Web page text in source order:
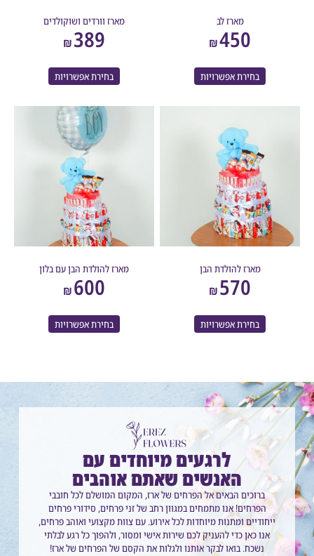
₪
בחירת אפשרויות
מארז וורדים ושוקולדים
₪
בחירת אפשרויות
מארז להולדת הבן
₪
בחירת אפשרויות
מארז להולדת הבן עם בלון
₪
בחירת אפשרויות
לרגעים מיוחדים עם
האנשים שאתם אוהבים
ברוכים הבאים אל הפרחים של ארז, המקום המושלם לכל חובבי
הפרחים! אנו מתמחים במגוון רחב של זני פרחים, סידורי פרחים
ייחודיים ומתנות מיוחדות לכל אירוע. עם צוות מקצועי ואוהב פרחים,
אנו כאן כדי להעניק לכם שירות אישי ומסור, ולהפוך כל רגע לבלתי
נשכח. בואו לבקר אותנו ולגלות את הקסם של הפרחים של ארז!